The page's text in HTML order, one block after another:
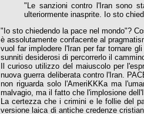
"Le sanzioni contro l'Iran sono
ulteriormente inasprite. Io sto
"Io sto chiedendo la pace nel mondo"?
è assolutamente confacente al
vuol far implodere l'Iran per far tornare
sunniti desiderosi di percorrerlo il
Il curioso utilizzo del maiuscolo per
nuova guerra deliberata contro l'Iran.
non riguarda solo l'AmeriKKKa ma
malvagio, ma il fatto che l'implosione
La certezza che i crimini e le follie del
versione laica di antiche credenze